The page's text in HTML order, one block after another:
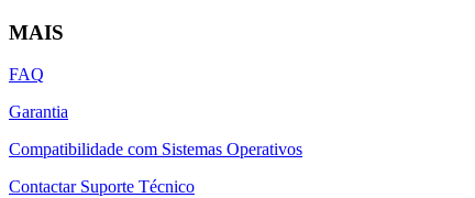
MAIS
FAQ
Garantia
Compatibilidade com Sistemas Operativos
Contactar Suporte Técnico